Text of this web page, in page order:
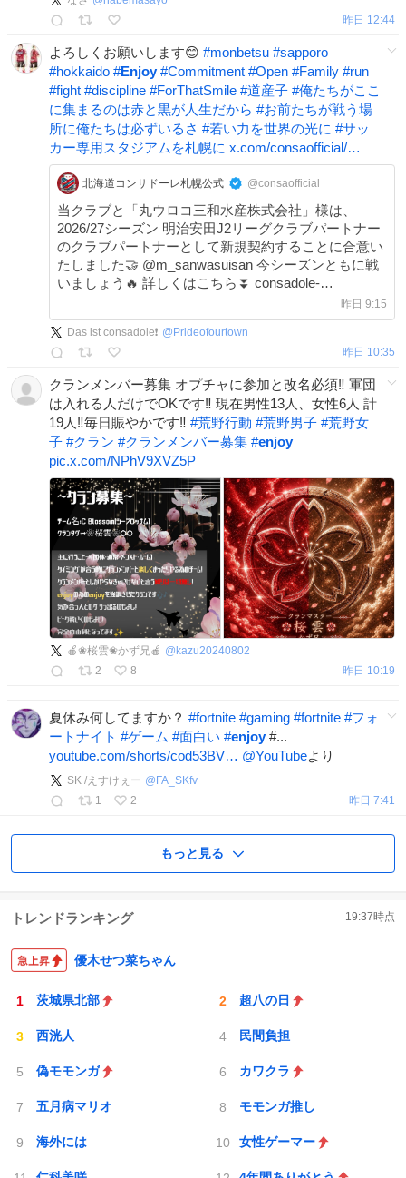
昨日 12:44
よろしくお願いします😊 #monbetsu #sapporo
#hokkaido #Enjoy #Commitment #Open #Family #run
#fight #discipline #ForThatSmile #道産子 #俺たちがここ
に集まるのは赤と黒が人生だから #お前たちが戦う場
所に俺たちは必ずいるさ #若い力を世界の光に #サッ
カー専用スタジアムを札幌に x.com/consaofficial/…
北海道コンサドーレ札幌公式 @consaofficial
当クラブと「丸ウロコ三和水産株式会社」様は、
2026/27シーズン 明治安田J2リーグクラブパートナー
のクラブパートナーとして新規契約することに合意い
たしました🤝 @m_sanwasuisan 今シーズンともに戦
いましょう🔥 詳しくはこちら⏬ consadole-
sapporo.jp/news/2026/08/i… #consadole #コンサドー
レ
昨日 9:15
Das ist consadole❗️ @ Prideofourtown
昨日 10:35
クランメンバー募集 オプチャに参加と改名必須‼️ 軍団
は入れる人だけでOKです‼️ 現在男性13人、女性6人 計
19人‼️毎日賑やかです‼️ #荒野行動 #荒野男子 #荒野女
子 #クラン #クランメンバー募集 #enjoy
pic.x.com/NPhV9XVZ5P
🍎❀桜雲❀かず兄🍎 @ kazu20240802
2
8 昨日 10:19
夏休み何してますか？ #fortnite #gaming #fortnite #フォ
ートナイト #ゲーム #面白い #enjoy #...
youtube.com/shorts/cod53BV… @YouTubeより
SK /えすけぇー @ FA_SKfv
1
2 昨日 7:41
もっと見る
トレンドランキング 19:37時点
優木せつ菜ちゃん
茨城県北部 超八の日
西洸人 民間負担
偽モモンガ カワクラ
五月病マリオ モモンガ推し
海外には 女性ゲーマー